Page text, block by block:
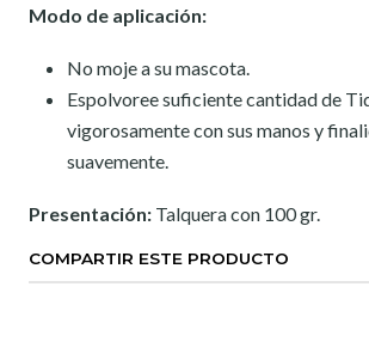
Modo de aplicación:
No moje a su mascota.
Espolvoree suficiente cantidad de
vigorosamente con sus manos y
suavemente.
Presentación: Talquera con 100 gr.
COMPARTIR ESTE PRODUCTO